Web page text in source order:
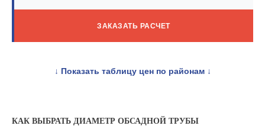
ЗАКАЗАТЬ РАСЧЕТ
↓ Показать таблицу цен по районам ↓
КАК ВЫБРАТЬ ДИАМЕТР ОБСАДНОЙ ТРУБЫ